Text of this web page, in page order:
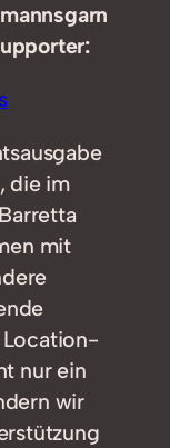
die im
mit
Location-
nur ein
wir